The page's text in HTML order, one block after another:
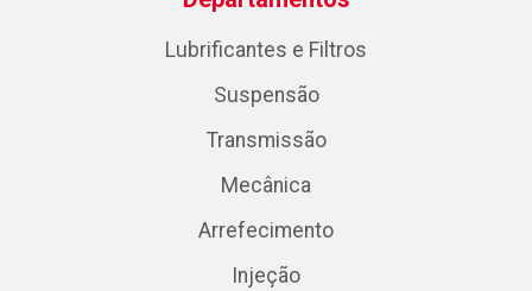
Lubrificantes e Filtros
Suspensão
Transmissão
Mecânica
Arrefecimento
Injeção